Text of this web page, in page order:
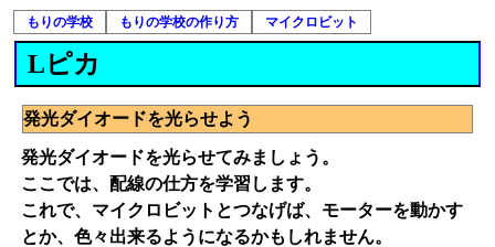
もりの学校 もりの学校の作り方 マイクロビット
Lピカ
発光ダイオードを光らせよう
発光ダイオードを光らせてみましょう。
ここでは、配線の仕方を学習します。
これで、マイクロビットとつなげば、モーターを動かす
とか、色々出来るようになるかもしれません。